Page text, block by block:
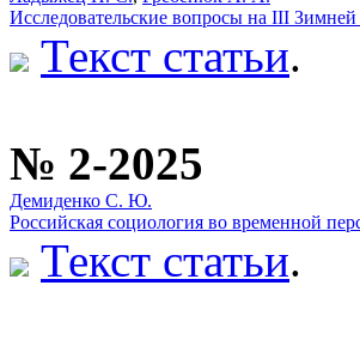
Исследовательские вопросы на III
Текст статьи.
№ 2-2025
Демиденко С. Ю.
Российская социология во временной
Текст статьи.